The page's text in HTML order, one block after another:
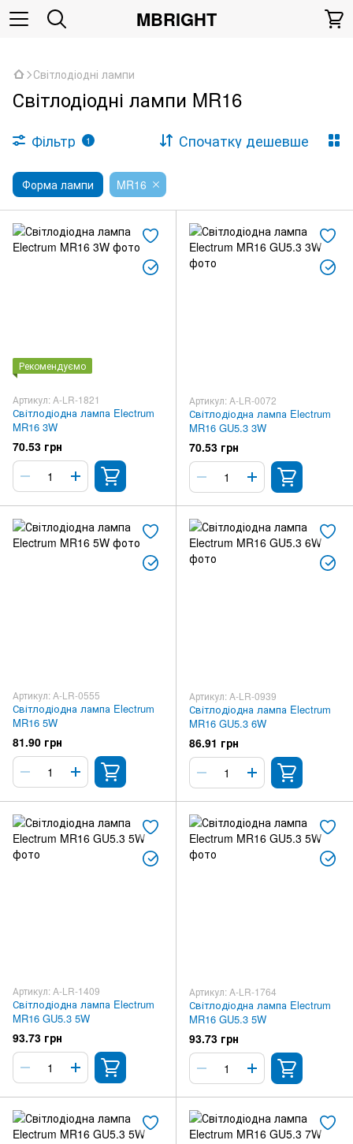
MBRIGHT
Світлодіодні лампи
Світлодіодні лампи MR16
Фільтр 1 Спочатку дешевше
Форма лампи MR16
Рекомендуємо
Артикул: A-LR-1821
Світлодіодна лампа Electrum
MR16 3W
70.53 грн
Артикул: A-LR-0072
Світлодіодна лампа Electrum
MR16 GU5.3 3W
70.53 грн
Артикул: A-LR-0555
Світлодіодна лампа Electrum
MR16 5W
81.90 грн
Артикул: A-LR-0939
Світлодіодна лампа Electrum
MR16 GU5.3 6W
86.91 грн
Артикул: A-LR-1409
Світлодіодна лампа Electrum
MR16 GU5.3 5W
93.73 грн
Артикул: A-LR-1764
Світлодіодна лампа Electrum
MR16 GU5.3 5W
93.73 грн